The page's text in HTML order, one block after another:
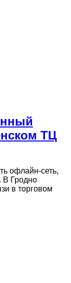
ТЦ
офлайн-сеть,
В Гродно
в торговом